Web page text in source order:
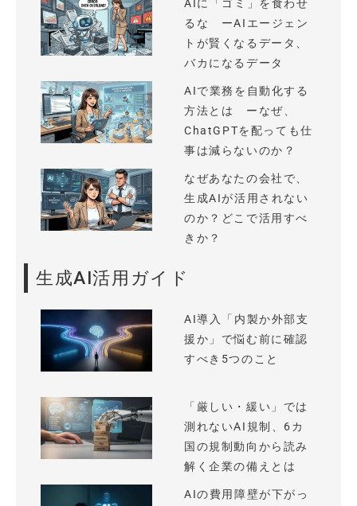
AIに「ゴミ」を食わせ
るな ーAIエージェン
トが賢くなるデータ、
バカになるデータ
AIで業務を自動化する
方法とは ーなぜ、
ChatGPTを配っても仕
事は減らないのか？
なぜあなたの会社で、
生成AIが活用されない
のか？どこで活用すべ
きか？
生成AI活用ガイド
AI導入「内製か外部支
援か」で悩む前に確認
すべき5つのこと
「厳しい・緩い」では
測れないAI規制、6カ
国の規制動向から読み
解く企業の備えとは
AIの費用障壁が下がっ